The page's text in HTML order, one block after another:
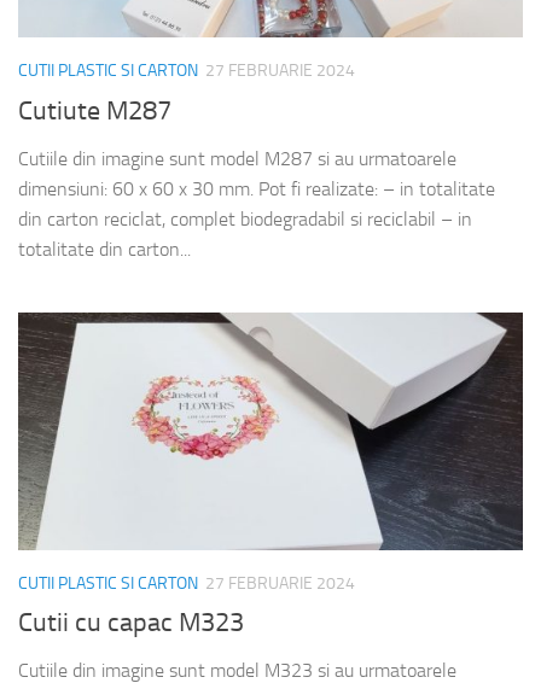
CUTII PLASTIC SI CARTON 27 FEBRUARIE 2024
Cutiute M287
Cutiile din imagine sunt model M287 si au urmatoarele
dimensiuni: 60 x 60 x 30 mm. Pot fi realizate: – in totalitate
din carton reciclat, complet biodegradabil si reciclabil – in
totalitate din carton...
CUTII PLASTIC SI CARTON 27 FEBRUARIE 2024
Cutii cu capac M323
Cutiile din imagine sunt model M323 si au urmatoarele